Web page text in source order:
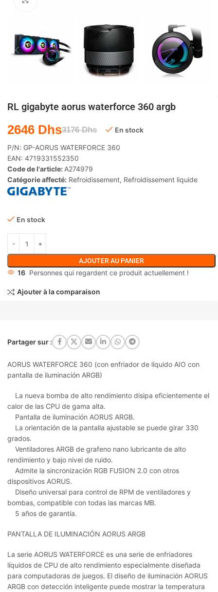
RL gigabyte aorus waterforce 360 ​​argb
3176Dhs
2646 Dhs En stock
P/N: GP-AORUS WATERFORCE 360
EAN: 4719331552350
Code de l'article: A274979
Catégorie affecté: Refroidissement, Refroidissement liquide
En stock
AJOUTER AU PANIER
16 Personnes qui regardent ce produit actuellement !
Ajouter à la comparaison
Partager sur :
AORUS WATERFORCE 360 (con enfriador de líquido AIO con
pantalla de iluminación ARGB)
La nueva bomba de alto rendimiento disipa eficientemente el
calor de las CPU de gama alta.
Pantalla de iluminación AORUS ARGB.
La orientación de la pantalla ajustable se puede girar 330
grados.
Ventiladores ARGB de grafeno nano lubricante de alto
rendimiento y bajo nivel de ruido.
Admite la sincronización RGB FUSION 2.0 con otros
dispositivos AORUS.
Diseño universal para control de RPM de ventiladores y
bombas, compatible con todas las marcas MB.
5 años de garantía.
PANTALLA DE ILUMINACIÓN AORUS ARGB
La serie AORUS WATERFORCE es una serie de enfriadores
líquidos de CPU de alto rendimiento especialmente diseñada
para computadoras de juegos. El diseño de iluminación AORUS
ARGB con detección inteligente puede mostrar la temperatura